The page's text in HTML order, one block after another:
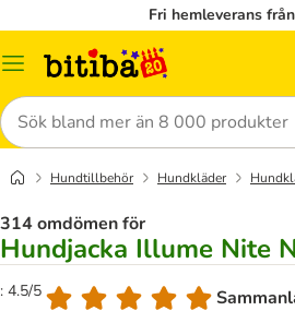
Fri hemleverans
Meny
Sök
Hundtillbehör Hundkläder
314 omdömen för
Hundjacka Illume Nite
: 4.5/5